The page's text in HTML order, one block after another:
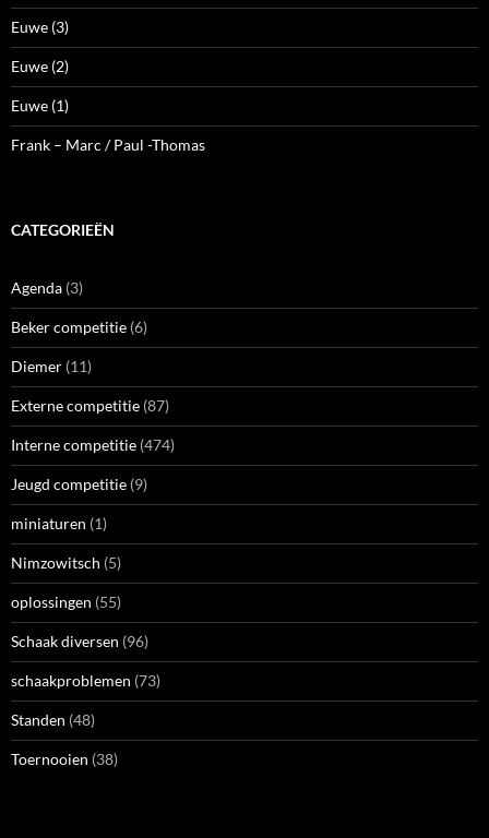
Euwe (3)
Euwe (2)
Euwe (1)
Frank – Marc / Paul -Thomas
CATEGORIEËN
Agenda (3)
Beker competitie (6)
Diemer (11)
Externe competitie (87)
Interne competitie (474)
Jeugd competitie (9)
miniaturen (1)
Nimzowitsch (5)
oplossingen (55)
Schaak diversen (96)
schaakproblemen (73)
Standen (48)
Toernooien (38)